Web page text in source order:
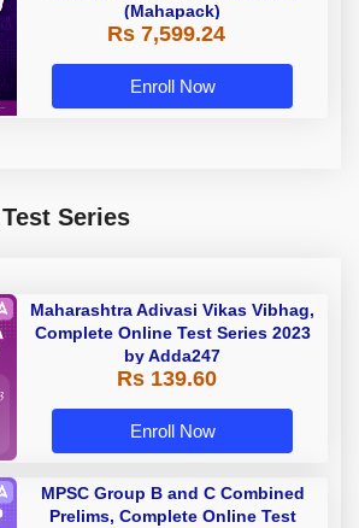
(Mahapack)
Rs 7,599.24
Enroll Now
Series
Maharashtra Adivasi Vikas Vibhag,
Complete Online Test Series 2023
by Adda247
Rs 139.60
Enroll Now
MPSC Group B and C Combined
Prelims, Complete Online Test